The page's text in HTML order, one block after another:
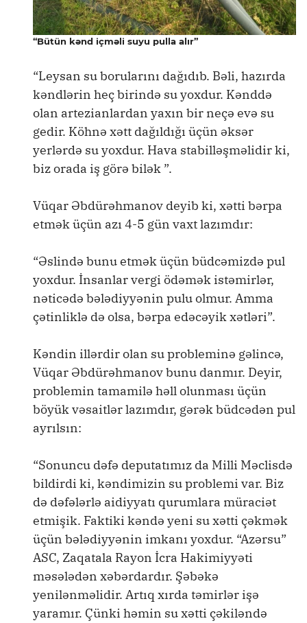
“Bütün kənd içməli suyu pulla alır”
“Leysan su borularını dağıdıb. Bəli, hazırda
kəndlərin heç birində su yoxdur. Kənddə
olan artezianlardan yaxın bir neçə evə su
gedir. Köhnə xətt dağıldığı üçün əksər
yerlərdə su yoxdur. Hava stabilləşməlidir ki,
biz orada iş görə bilək ”.
Vüqar Əbdürəhmanov deyib ki, xətti bərpa
etmək üçün azı 4-5 gün vaxt lazımdır:
“Əslində bunu etmək üçün büdcəmizdə pul
yoxdur. İnsanlar vergi ödəmək istəmirlər,
nəticədə bələdiyyənin pulu olmur. Amma
çətinliklə də olsa, bərpa edəcəyik xətləri”.
Kəndin illərdir olan su probleminə gəlincə,
Vüqar Əbdürəhmanov bunu danmır. Deyir,
problemin tamamilə həll olunması üçün
böyük vəsaitlər lazımdır, gərək büdcədən pul
ayrılsın:
“Sonuncu dəfə deputatımız da Milli Məclisdə
bildirdi ki, kəndimizin su problemi var. Biz
də dəfələrlə aidiyyatı qurumlara müraciət
etmişik. Faktiki kəndə yeni su xətti çəkmək
üçün bələdiyyənin imkanı yoxdur. “Azərsu”
ASC, Zaqatala Rayon İcra Hakimiyyəti
məsələdən xəbərdardır. Şəbəkə
yenilənməlidir. Artıq xırda təmirlər işə
yaramır. Çünki həmin su xətti çəkiləndə